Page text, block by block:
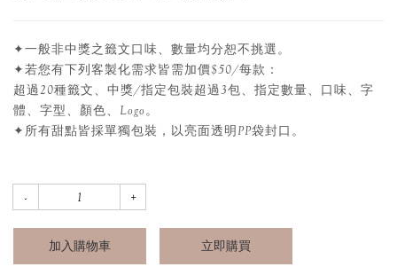
✦一般非中獎之籤文口味、數量均分恕不挑選。
✦若您有下列客製化需求皆需加價$50/每款：
超過20種籤文、中獎/指定包裝超過3包、指定數量、口味、字
體、字型、顏色、Logo。
✦所有甜點皆採單獨包裝，以亮面透明PP袋封口。
加入購物車 立即購買